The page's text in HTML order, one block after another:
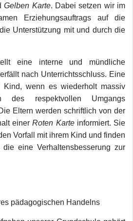
Gelben Karte. Dabei setzen wir im
Erziehungsauftrags auf die
Unterstützung mit und durch die
eine interne und mündliche
nach Unterrichtsschluss. Eine
Kind, wenn es wiederholt massiv
respektvollen Umgangs
Eltern werden schriftlich von der
einerRoten Karteinformiert. Sie
Vorfall mit ihrem Kind und finden
eine Verhaltensbesserung zur
pädagogischen Handelns